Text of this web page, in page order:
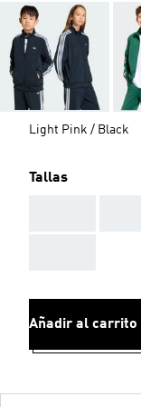
Light Pink / Black
Tallas
Añadir al carrito